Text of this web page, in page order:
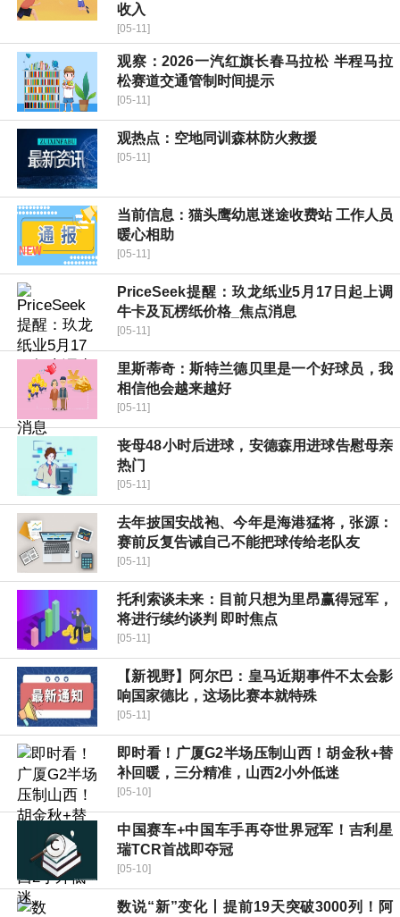
收入
[05-11]
观察：2026一汽红旗长春马拉松 半程马拉
松赛道交通管制时间提示
[05-11]
观热点：空地同训森林防火救援
[05-11]
当前信息：猫头鹰幼崽迷途收费站 工作人员
暖心相助
[05-11]
PriceSeek提醒：玖龙纸业5月17日起上调
牛卡及瓦楞纸价格_焦点消息
[05-11]
里斯蒂奇：斯特兰德贝里是一个好球员，我
相信他会越来越好
[05-11]
丧母48小时后进球，安德森用进球告慰母亲
热门
[05-11]
去年披国安战袍、今年是海港猛将，张源：
赛前反复告诫自己不能把球传给老队友
[05-11]
托利索谈未来：目前只想为里昂赢得冠军，
将进行续约谈判 即时焦点
[05-11]
【新视野】阿尔巴：皇马近期事件不太会影
响国家德比，这场比赛本就特殊
[05-11]
即时看！广厦G2半场压制山西！胡金秋+替
补回暖，三分精准，山西2小外低迷
[05-10]
中国赛车+中国车手再夺世界冠军！吉利星
瑞TCR首战即夺冠
[05-10]
数说“新”变化丨提前19天突破3000列！阿